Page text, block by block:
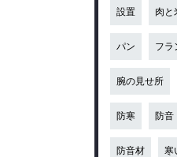
設置 肉と
パン フラ
腕の見せ所
防寒 防音
防音材 寒